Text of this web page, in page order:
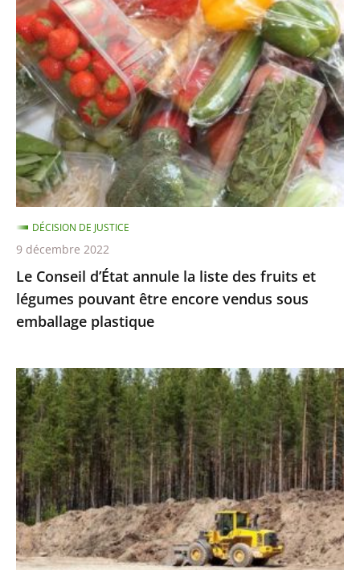
Le
Conseil
d’État
annule
la
liste
des
fruits
et
légumes
pouvant
être
encore
vendus
sous
plastique
Le Conseil d’État annule la liste des fruits et
légumes pouvant être encore vendus sous
emballage plastique
DÉCISION DE JUSTICE
9 décembre 2022
Réalisation
de
travaux
et
protection
des
espèces
protégées
: